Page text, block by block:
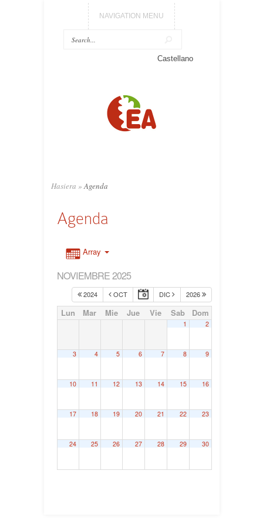
NAVIGATION MENU
Castellano
Hasiera » Agenda
Agenda
Array
NOVIEMBRE 2025
2024 OCT DIC 2026
Lun Mar Mie Jue Vie Sab Dom
1 2
3 4 5 6 7 8 9
10 11 12 13 14 15 16
17 18 19 20 21 22 23
24 25 26 27 28 29 30